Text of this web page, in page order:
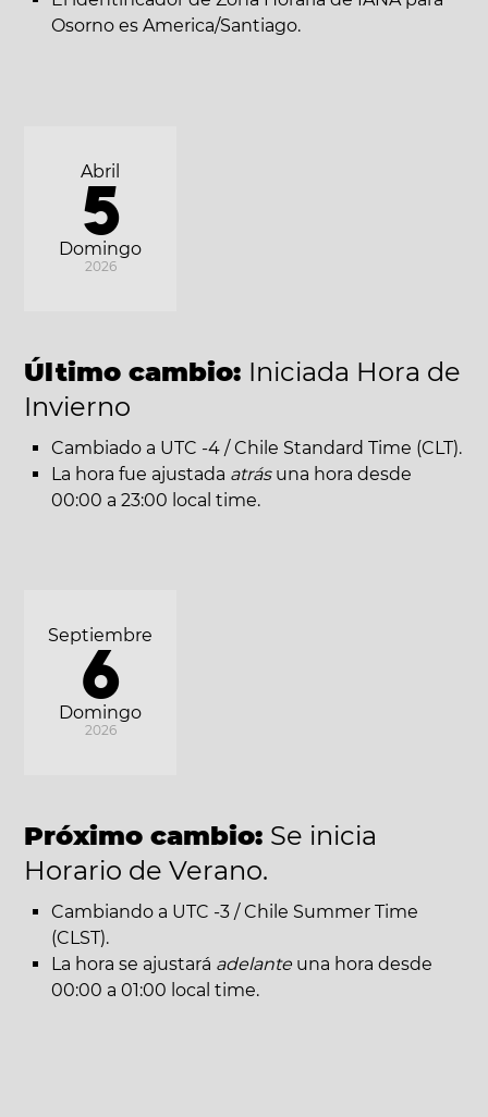
Osorno es America/Santiago.
Domingo
Abril
5
2026
Último cambio: Iniciada Hora de
Invierno
Cambiado a UTC -4 / Chile Standard Time (CLT).
La hora fue ajustada atrásuna hora desde
00:00 a 23:00 local time.
Domingo
Septiembre
6
2026
Próximo cambio: Se inicia
Horario de Verano.
Cambiando a UTC -3 / Chile Summer Time
(CLST).
La hora se ajustará adelante una hora desde
00:00 a 01:00 local time.